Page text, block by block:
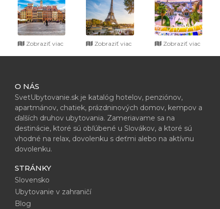
Zobraziť viac Zobraziť viac Zobraziť viac
O NÁS
SvetUbytovanie.sk je katalóg hotelov, penziónov,
apartmánov, chatiek, prázdninových domov, kempov a
ďalších druhov ubytovania. Zameriavame sa na
destinácie, ktoré sú obľúbené u Slovákov, a ktoré sú
vhodné na relax, dovolenku s deťmi alebo na aktívnu
dovolenku.
STRÁNKY
Slovensko
Ubytovanie v zahraničí
Blog